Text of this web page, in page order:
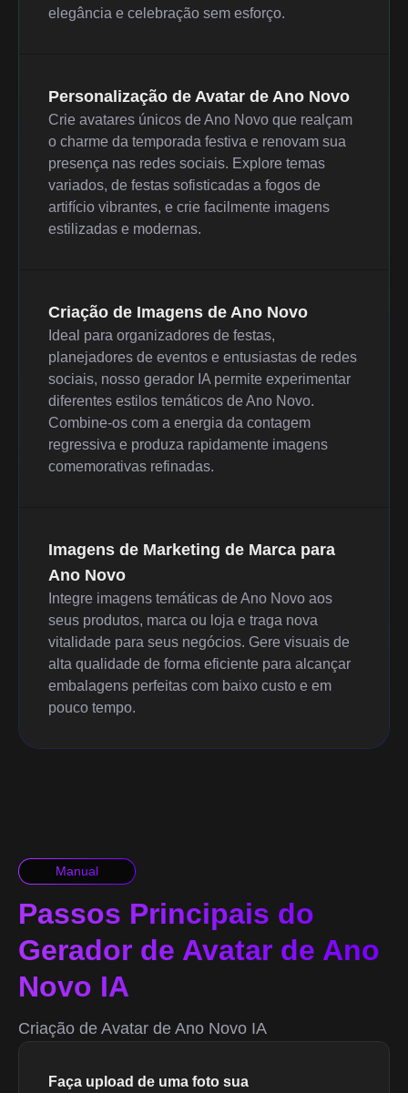
elegância e celebração sem esforço.
Personalização de Avatar de Ano Novo
Crie avatares únicos de Ano Novo que realçam
o charme da temporada festiva e renovam sua
presença nas redes sociais. Explore temas
variados, de festas sofisticadas a fogos de
artifício vibrantes, e crie facilmente imagens
estilizadas e modernas.
Criação de Imagens de Ano Novo
Ideal para organizadores de festas,
planejadores de eventos e entusiastas de redes
sociais, nosso gerador IA permite experimentar
diferentes estilos temáticos de Ano Novo.
Combine-os com a energia da contagem
regressiva e produza rapidamente imagens
comemorativas refinadas.
Imagens de Marketing de Marca para
Ano Novo
Integre imagens temáticas de Ano Novo aos
seus produtos, marca ou loja e traga nova
vitalidade para seus negócios. Gere visuais de
alta qualidade de forma eficiente para alcançar
embalagens perfeitas com baixo custo e em
pouco tempo.
Manual
Passos Principais do
Gerador de Avatar de Ano
Novo IA
Criação de Avatar de Ano Novo IA
Faça upload de uma foto sua